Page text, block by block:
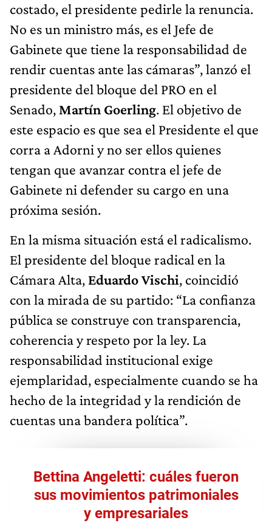
costado, el presidente pedirle la renuncia.
No es un ministro más, es el Jefe de
Gabinete que tiene la responsabilidad de
rendir cuentas ante las cámaras”, lanzó el
presidente del bloque del PRO en el
Senado, Martín Goerling. El objetivo de
este espacio es que sea el Presidente el que
corra a Adorni y no ser ellos quienes
tengan que avanzar contra el jefe de
Gabinete ni defender su cargo en una
próxima sesión.
En la misma situación está el radicalismo.
El presidente del bloque radical en la
Cámara Alta, Eduardo Vischi, coincidió
con la mirada de su partido: “La confianza
pública se construye con transparencia,
coherencia y respeto por la ley. La
responsabilidad institucional exige
ejemplaridad, especialmente cuando se ha
hecho de la integridad y la rendición de
cuentas una bandera política”.
Bettina Angeletti: cuáles fueron
sus movimientos patrimoniales
y empresariales